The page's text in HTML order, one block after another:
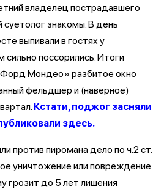
владелец пострадавшего
знакомы. В день
выпивали в гостях у
поссорились. Итоги
Мондео» разбитое окно
фельдшер и (наверное)
Кстати, поджог засняли
здесь.
против пиромана дело по ч.2 ст.
уничтожение или повреждение
грозит до 5 лет лишения